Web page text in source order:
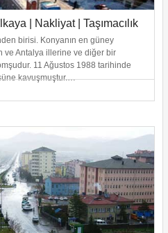
| Nakliyat | Taşımacılık
birisi. Konyanın en güney
ve Antalya illerine ve diğer bir
11 Ağustos 1988 tarihinde
kavuşmuştur.…